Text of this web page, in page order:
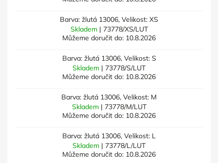
Barva: žlutá 13006, Velikost: XS
Skladem | 73778/XS/LUT
Můžeme doručit do: 10.8.2026
Barva: žlutá 13006, Velikost: S
Skladem | 73778/S/LUT
Můžeme doručit do: 10.8.2026
Barva: žlutá 13006, Velikost: M
Skladem | 73778/M/LUT
Můžeme doručit do: 10.8.2026
Barva: žlutá 13006, Velikost: L
Skladem | 73778/L/LUT
Můžeme doručit do: 10.8.2026